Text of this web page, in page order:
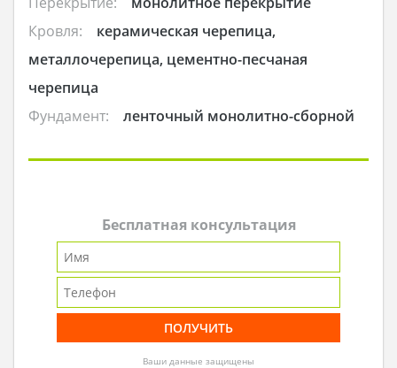
Кровля:
керамическая черепица,
металлочерепица, цементно-песчаная
черепица
Фундамент:
ленточный монолитно-сборной
Бесплатная консультация
Ваши данные защищены